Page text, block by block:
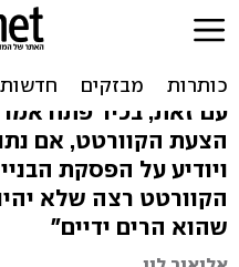
שעת' נגד
עם זאת, בכיר פתח
הצעת הקוורטט, אם
ויודיע על הפסקת
הקוורטט רצה שלא
שהוא הרים ידיים"